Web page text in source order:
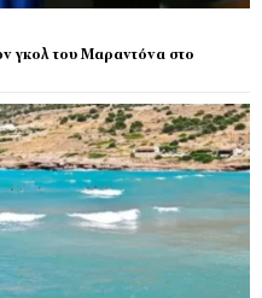
γκολ του Μαραντόνα στο